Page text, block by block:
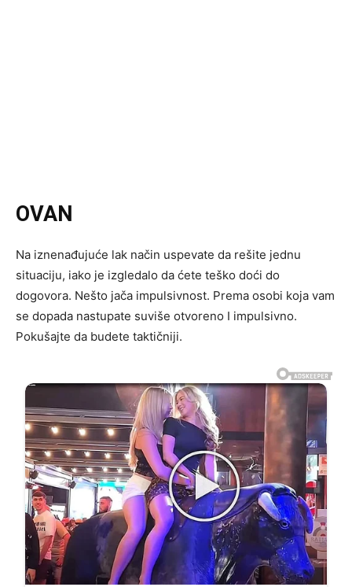
OVAN
Na iznenađujuće lak način uspevate da rešite jednu
situaciju, iako je izgledalo da ćete teško doći do
dogovora. Nešto jača impulsivnost. Prema osobi koja vam
se dopada nastupate suviše otvoreno I impulsivno.
Pokušajte da budete taktičniji.